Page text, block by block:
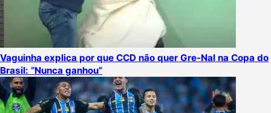
Vaguinha explica por que CCD não quer Gre-Nal na Copa do
Brasil: “Nunca ganhou”